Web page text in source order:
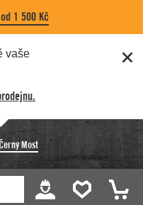
1 500 Kč
vaše
Most